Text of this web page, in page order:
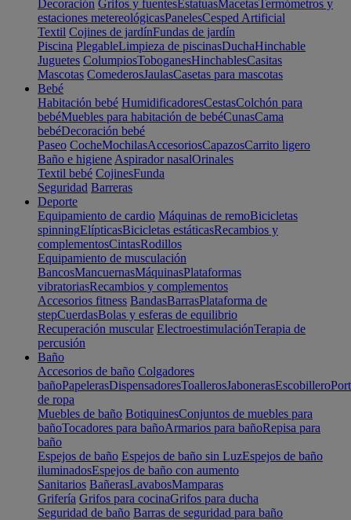
Decoración Grifos y fuentesEstatuasMacetasTermómetros y
estaciones metereológicasPanelesCesped Artificial
Textil Cojines de jardínFundas de jardín
Piscina PlegableLimpieza de piscinasDuchaHinchable
Juguetes ColumpiosToboganesHinchablesCasitas
Mascotas ComederosJaulasCasetas para mascotas
Bebé
Habitación bebé HumidificadoresCestasColchón para
bebéMuebles para habitación de bebéCunasCama
bebéDecoración bebé
Paseo CocheMochilasAccesoriosCapazosCarrito ligero
Baño e higiene Aspirador nasalOrinales
Textil bebé CojinesFunda
Seguridad Barreras
Deporte
Equipamiento de cardio Máquinas de remoBicicletas
spinningElípticasBicicletas estáticasRecambios y
complementosCintasRodillos
Equipamiento de musculación
BancosMancuernasMáquinasPlataformas
vibratoriasRecambios y complementos
Accesorios fitness BandasBarrasPlataforma de
stepCuerdasBolas y esferas de equilibrio
Recuperación muscular ElectroestimulaciónTerapia de
percusión
Baño
Accesorios de baño Colgadores
bañoPapelerasDispensadoresToallerosJabonerasEscobillero
de ropa
Muebles de baño BotiquinesConjuntos de muebles para
bañoTocadores para bañoArmarios para bañoRepisa para
baño
Espejos de baño Espejos de baño sin LuzEspejos de baño
iluminadosEspejos de baño con aumento
Sanitarios BañerasLavabosMamparas
Grifería Grifos para cocinaGrifos para ducha
Seguridad de baño Barras de seguridad para baño